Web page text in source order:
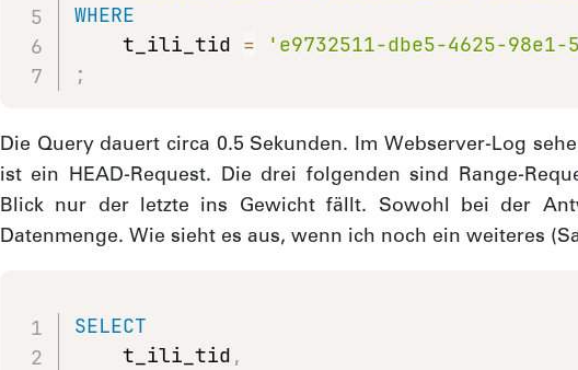
WHERE
    t_ili_tid
=
'e9732511-dbe5-4625-98e1-
;
Die Query dauert circa 0.5 Sekunden. Im Webserver-Log
ist ein HEAD-Request. Die drei folgenden sind Range-
Blick nur der letzte ins Gewicht fällt. Sowohl bei der
Datenmenge. Wie sieht es aus, wenn ich noch ein weiteres
SELECT
    t_ili_tid
,